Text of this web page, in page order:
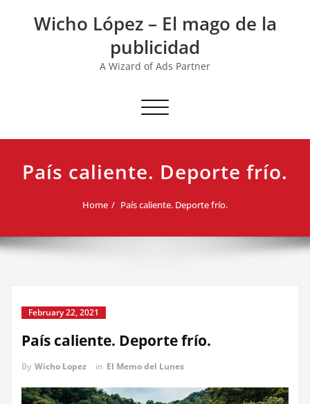
Wicho López – El mago de la
publicidad
A Wizard of Ads Partner
Toggle navigation
País caliente. Deporte frío.
Home País caliente. Deporte frío.
February 22, 2021
País caliente. Deporte frío.
By Wicho Lopez in El Memo del Lunes